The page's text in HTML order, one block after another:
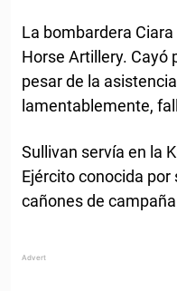
La bombardera Ciara
Horse Artillery. Cayó
pesar de la
lamentablemente,
Sullivan servía en la
Ejército conocida
cañones de